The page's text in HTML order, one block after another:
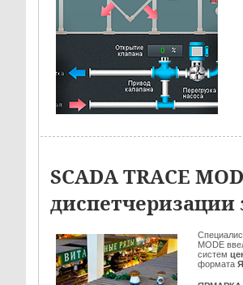
SCADA TRACE
MODE
систем
формата